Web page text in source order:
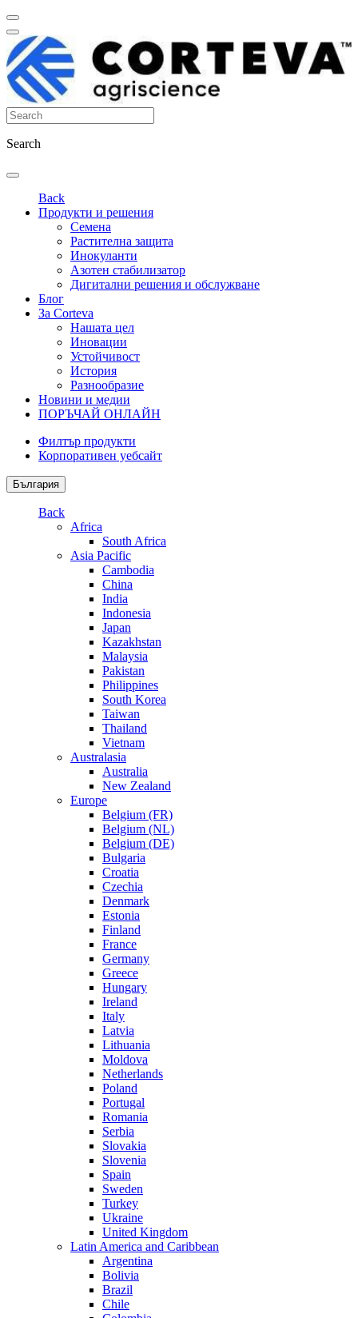
Search
Back
Продукти и решения
Семена
Растителна защита
Инокуланти
Азотен стабилизатор
Дигитални решения и обслужване
Блог
За Corteva
Нашата цел
Иновации
Устойчивост
История
Разнообразие
Новини и медии
ПОРЪЧАЙ ОНЛАЙН
Филтър продукти
Корпоративен уебсайт
България
Back
Africa
South Africa
Asia Pacific
Cambodia
China
India
Indonesia
Japan
Kazakhstan
Malaysia
Pakistan
Philippines
South Korea
Taiwan
Thailand
Vietnam
Australasia
Australia
New Zealand
Europe
Belgium (FR)
Belgium (NL)
Belgium (DE)
Bulgaria
Croatia
Czechia
Denmark
Estonia
Finland
France
Germany
Greece
Hungary
Ireland
Italy
Latvia
Lithuania
Moldova
Netherlands
Poland
Portugal
Romania
Serbia
Slovakia
Slovenia
Spain
Sweden
Turkey
Ukraine
United Kingdom
Latin America and Caribbean
Argentina
Bolivia
Brazil
Chile